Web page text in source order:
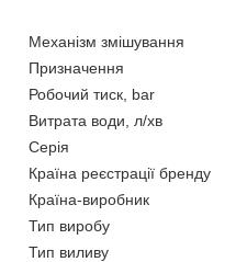
Механізм змішування
Призначення
Робочий тиск, bar
Витрата води, л/хв
Серія
Країна реєстрації бренду
Країна-виробник
Тип виробу
Тип виливу